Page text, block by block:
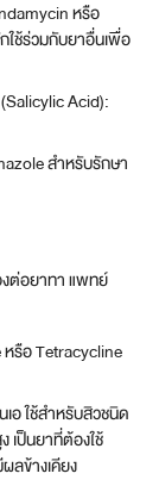
ลข้างเคียง
งที่มีปัญหาสิว
นแรงหรือกระจาย
ได้)
อยด์ปริมาณเล็ก
ดการอักเสบและ
ละลดการอักเสบ
ละแดง หรือ
าเชื้อแบคทีเรีย